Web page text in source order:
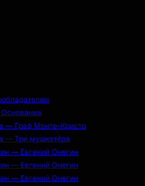
— Граф Монте-Кристо
— Три мушкетёра
— Евгений Онегин
— Евгений Онегин
— Евгений Онегин